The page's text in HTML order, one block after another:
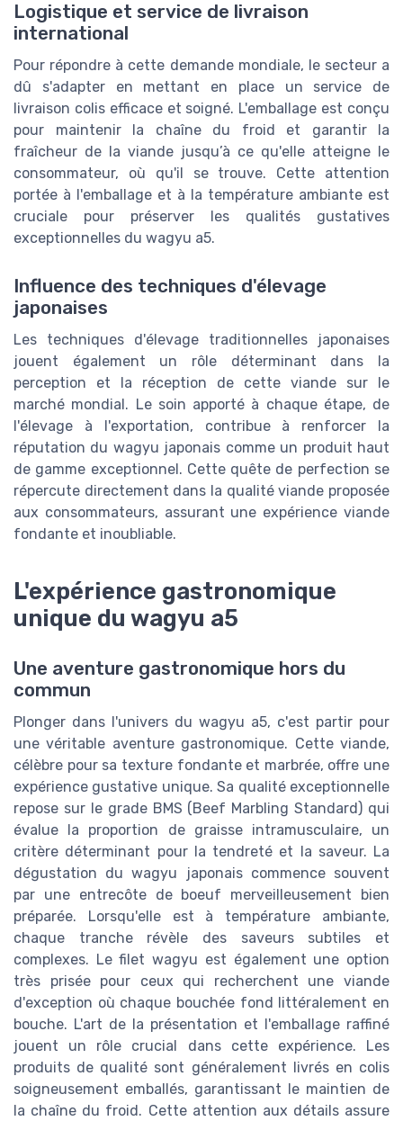
Logistique et service de livraison
international
Pour répondre à cette demande mondiale, le secteur a
dû s'adapter en mettant en place un service de
livraison colis efficace et soigné. L'emballage est conçu
pour maintenir la chaîne du froid et garantir la
fraîcheur de la viande jusqu’à ce qu'elle atteigne le
consommateur, où qu'il se trouve. Cette attention
portée à l'emballage et à la température ambiante est
cruciale pour préserver les qualités gustatives
exceptionnelles du wagyu a5.
Influence des techniques d'élevage
japonaises
Les techniques d'élevage traditionnelles japonaises
jouent également un rôle déterminant dans la
perception et la réception de cette viande sur le
marché mondial. Le soin apporté à chaque étape, de
l'élevage à l'exportation, contribue à renforcer la
réputation du wagyu japonais comme un produit haut
de gamme exceptionnel. Cette quête de perfection se
répercute directement dans la qualité viande proposée
aux consommateurs, assurant une expérience viande
fondante et inoubliable.
L'expérience gastronomique
unique du wagyu a5
Une aventure gastronomique hors du
commun
Plonger dans l'univers du wagyu a5, c'est partir pour
une véritable aventure gastronomique. Cette viande,
célèbre pour sa texture fondante et marbrée, offre une
expérience gustative unique. Sa qualité exceptionnelle
repose sur le grade BMS (Beef Marbling Standard) qui
évalue la proportion de graisse intramusculaire, un
critère déterminant pour la tendreté et la saveur. La
dégustation du wagyu japonais commence souvent
par une entrecôte de boeuf merveilleusement bien
préparée. Lorsqu'elle est à température ambiante,
chaque tranche révèle des saveurs subtiles et
complexes. Le filet wagyu est également une option
très prisée pour ceux qui recherchent une viande
d'exception où chaque bouchée fond littéralement en
bouche. L'art de la présentation et l'emballage raffiné
jouent un rôle crucial dans cette expérience. Les
produits de qualité sont généralement livrés en colis
soigneusement emballés, garantissant le maintien de
la chaîne du froid. Cette attention aux détails assure